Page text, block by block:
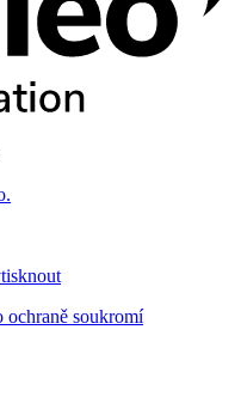
ochraně soukromí